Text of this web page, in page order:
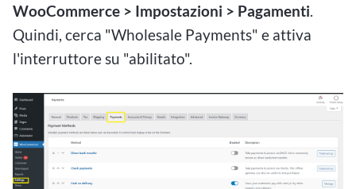
WooCommerce > Impostazioni > Pagamenti
Quindi, cerca "Wholesale Payments" e attiva
l'interruttore su "abilitato".